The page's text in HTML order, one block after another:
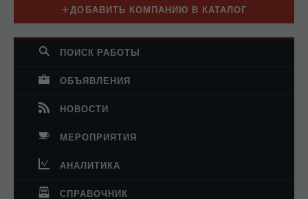
ДОБАВИТЬ КОМПАНИЮ В КАТАЛОГ
ПОИСК РАБОТЫ
ОБЪЯВЛЕНИЯ
НОВОСТИ
МЕРОПРИЯТИЯ
АНАЛИТИКА
СПРАВОЧНИК